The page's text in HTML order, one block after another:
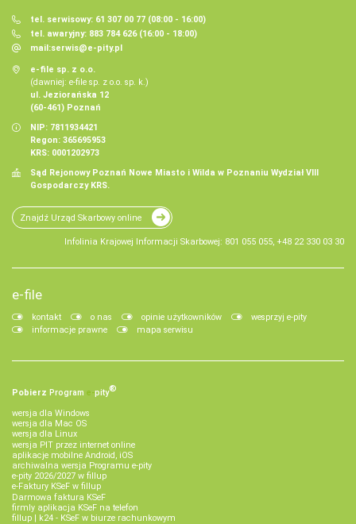
tel. serwisowy: 61 307 00 77 (08:00 - 16:00)
tel. awaryjny: 883 784 626 (16:00 - 18:00)
mail:serwis@e-pity.pl
e-file sp. z o.o.
(dawniej: e-file sp. z o.o. sp. k.)
ul. Jeziorańska 12
(60-461) Poznań
NIP: 7811934421
Regon: 365695953
KRS: 0001202973
Sąd Rejonowy Poznań Nowe Miasto i Wilda w Poznaniu Wydział VIII
Gospodarczy KRS.
Znajdź Urząd Skarbowy online
Infolinia Krajowej Informacji Skarbowej: 801 055 055, +48 22 330 03 30
e-file
kontakt o nas opinie użytkowników
wesprzyj e-pity
informacje prawne
mapa serwisu
Pobierz Program e‑pity®
wersja dla Windows
wersja dla Mac OS
wersja dla Linux
wersja PIT przez internet online
aplikacje mobilne Android, iOS
archiwalna wersja Programu e-pity
e-pity 2026/2027 w fillup
e‑Faktury KSeF w fillup
Darmowa faktura KSeF
firmly aplikacja KSeF na telefon
fillup | k24 - KSeF w biurze rachunkowym